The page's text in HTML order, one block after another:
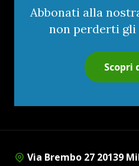
Abbonati alla
non perderti
Scopri
Via Brembo 27 20139